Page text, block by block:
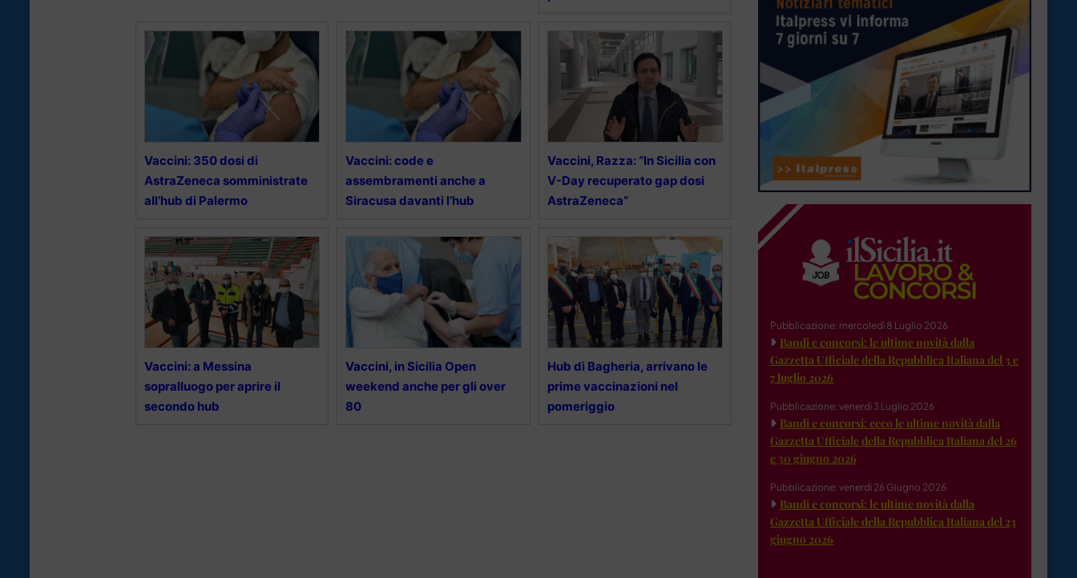
Vaccini: 350 dosi di
AstraZeneca somministrate
all’hub di Palermo
Vaccini: code e
assembramenti anche a
Siracusa davanti l’hub
Vaccini, Razza: “In Sicilia con
V-Day recuperato gap dosi
AstraZeneca”
Vaccini: a Messina
sopralluogo per aprire il
secondo hub
Vaccini, in Sicilia Open
weekend anche per gli over
80
Hub di Bagheria, arrivano le
prime vaccinazioni nel
pomeriggio
Pubblicazione: mercoledì 8 Luglio 2026
Bandi e concorsi: le ultime novità dalla
Gazzetta Ufficiale della Repubblica Italiana del 3 e
7 luglio 2026
Pubblicazione: venerdì 3 Luglio 2026
Bandi e concorsi: ecco le ultime novità dalla
Gazzetta Ufficiale della Repubblica Italiana del 26
e 30 giugno 2026
Pubblicazione: venerdì 26 Giugno 2026
Bandi e concorsi: le ultime novità dalla
Gazzetta Ufficiale della Repubblica Italiana del 23
giugno 2026